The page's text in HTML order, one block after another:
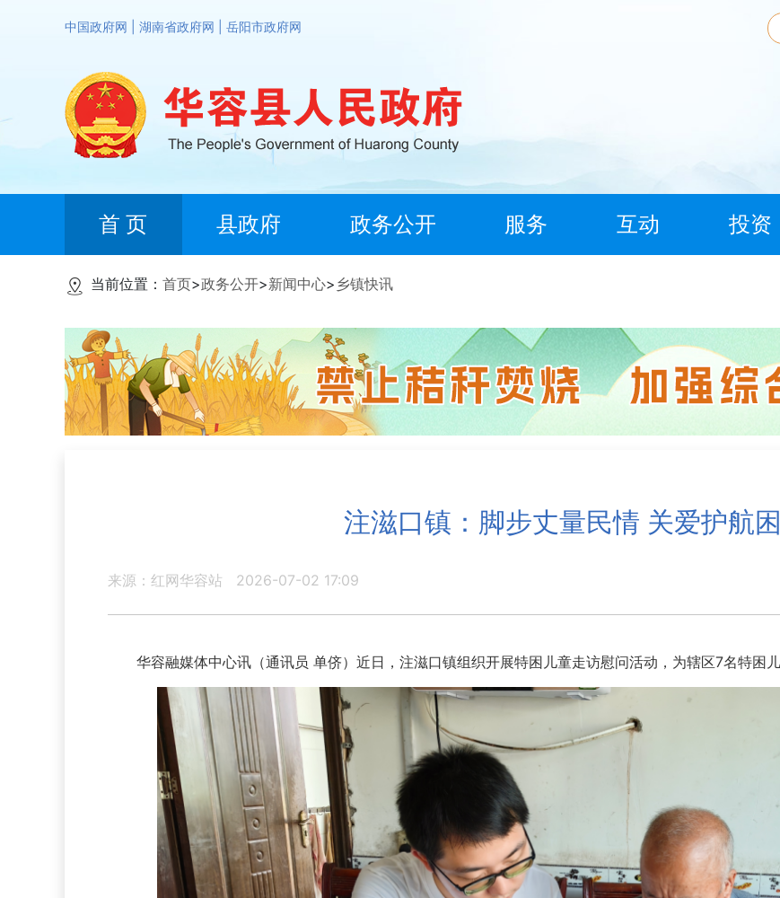
中国政府网 湖南省政府网 岳阳市政府网
首 页 县政府 政务公开 服务 互动 投资
当前位置： 首页>政务公开>新闻中心> 乡镇快讯
注滋口镇：脚步丈量民情 关爱护航
来源：红网华容站 2026-07-02 17:09
华容融媒体中心讯（通讯员 单侪）近日，注滋口镇组织开展特困儿童走访慰问活动，为辖区7名特困儿